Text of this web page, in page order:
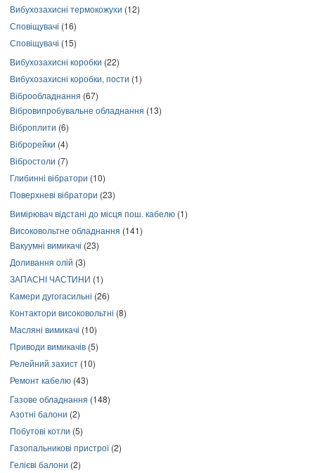
Вибухозахисні термокожухи (12)
Сповіщувачі (16)
Сповіщувачі (15)
Вибухозахисні коробки (22)
Вибухозахисні коробки, пости (1)
Віброобладнання (67)
Вібровипробувальне обладнання (13)
Віброплити (6)
Віброрейки (4)
Вібростоли (7)
Глибинні вібратори (10)
Поверхневі вібратори (23)
Вимірювач відстані до місця пош. кабелю (1)
Високовольтне обладнання (141)
Вакуумні вимикачі (23)
Доливання олій (3)
ЗАПАСНІ ЧАСТИНИ (1)
Камери дугогасильні (26)
Контактори високовольтні (8)
Масляні вимикачі (10)
Приводи вимикачів (5)
Релейний захист (10)
Ремонт кабелю (43)
Газове обладнання (148)
Азотні балони (2)
Побутові котли (5)
Газопальникові пристрої(2)
Гелієві балони (2)